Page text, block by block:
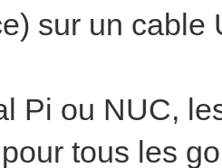
sur un cable
Pi ou NUC,
tous les